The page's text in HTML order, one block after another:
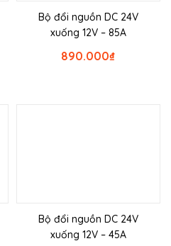
Bộ đổi nguồn DC 24V
xuống 12V – 85A
₫
890.000
Bộ đổi nguồn DC 24V
xuống 12V – 45A